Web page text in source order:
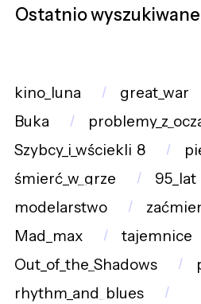
Ostatnio
kino_luna great_war
Buka
Szybcy_i_wściekli_8
śmierć_w_grze
95_lat
modelarstwo
Mad_max
tajemnice
Out_of_the_Shadows
rhythm_and_blues